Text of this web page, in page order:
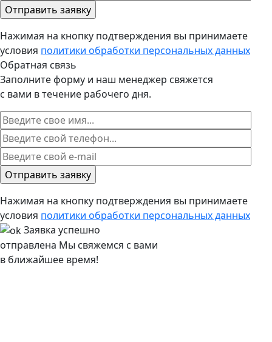
Нажимая на кнопку подтверждения вы принимаете
условия политики обработки персональных данных
Обратная связь
Заполните форму и наш менеджер свяжется
с вами в течение рабочего дня.
Нажимая на кнопку подтверждения вы принимаете
условия политики обработки персональных данных
Заявка успешно
отправлена Мы свяжемся с вами
в ближайшее время!